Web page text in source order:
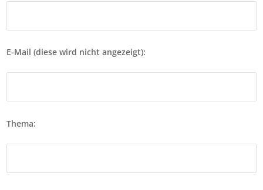
E-Mail (diese wird nicht angezeigt):
Thema: